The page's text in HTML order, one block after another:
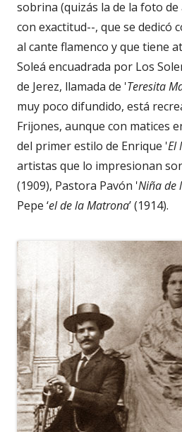
sobrina (quizás la de la foto
con exactitud--, que se dedicó
al cante flamenco y que tiene
Soleá encuadrada por Los
de Jerez, llamada de 'Teresita
muy poco difundido, está
Frijones, aunque con matices
del primer estilo de Enrique 'El
artistas que lo impresionan
(1909), Pastora Pavón 'Niña de
Pepe ‘el de la Matrona’ (1914).